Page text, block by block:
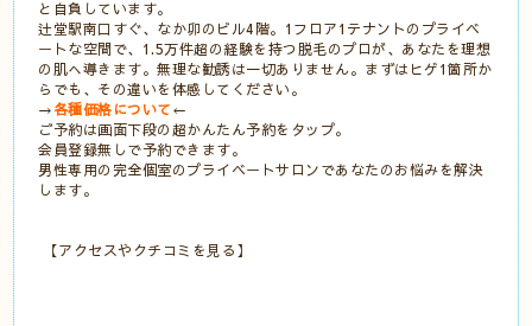
と自負しています。
辻堂駅南口すぐ、なか卯のビル4階。1フロア1テナントのプライベ
ートな空間で、1.5万件超の経験を持つ脱毛のプロが、あなたを理想
の肌へ導きます。無理な勧誘は一切ありません。まずはヒゲ1箇所か
らでも、その違いを体感してください。
→各種価格について←
ご予約は画面下段の超かんたん予約をタップ。
会員登録無しで予約できます。
男性専用の完全個室のプライベートサロンであなたのお悩みを解決
します。
【アクセスやクチコミを見る】